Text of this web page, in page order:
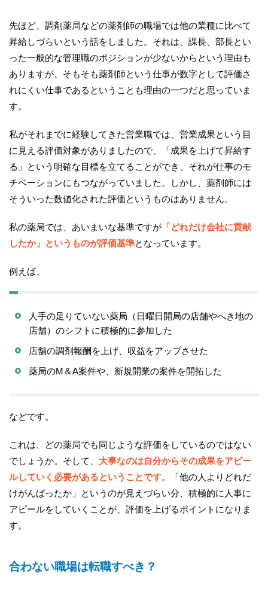
先ほど、調剤薬局などの薬剤師の職場では他の業種に比べて
昇給しづらいという話をしました。それは、課長、部長とい
った一般的な管理職のポジションが少ないからという理由も
ありますが、そもそも薬剤師という仕事が数字として評価さ
れにくい仕事であるということも理由の一つだと思っていま
す。
私がそれまでに経験してきた営業職では、営業成果という目
に見える評価対象がありましたので、「成果を上げて昇給す
る」という明確な目標を立てることができ、それが仕事のモ
チベーションにもつながっていました。しかし、薬剤師には
そういった数値化された評価というものはありません。
私の薬局では、あいまいな基準ですが 「どれだけ会社に貢献
したか」というものが評価基準となっています。
例えば、
人手の足りていない薬局（日曜日開局の店舗やへき地の
店舗）のシフトに積極的に参加した
店舗の調剤報酬を上げ、収益をアップさせた
薬局のM＆A案件や、新規開業の案件を開拓した
などです。
これは、どの薬局でも同じような評価をしているのではない
でしょうか。そして、 大事なのは自分からその成果をアピー
ルしていく必要があるということです。「他の人よりどれだ
けがんばったか」というのが見えづらい分、積極的に人事に
アピールをしていくことが、評価を上げるポイントになりま
す。
合わない職場は転職すべき？